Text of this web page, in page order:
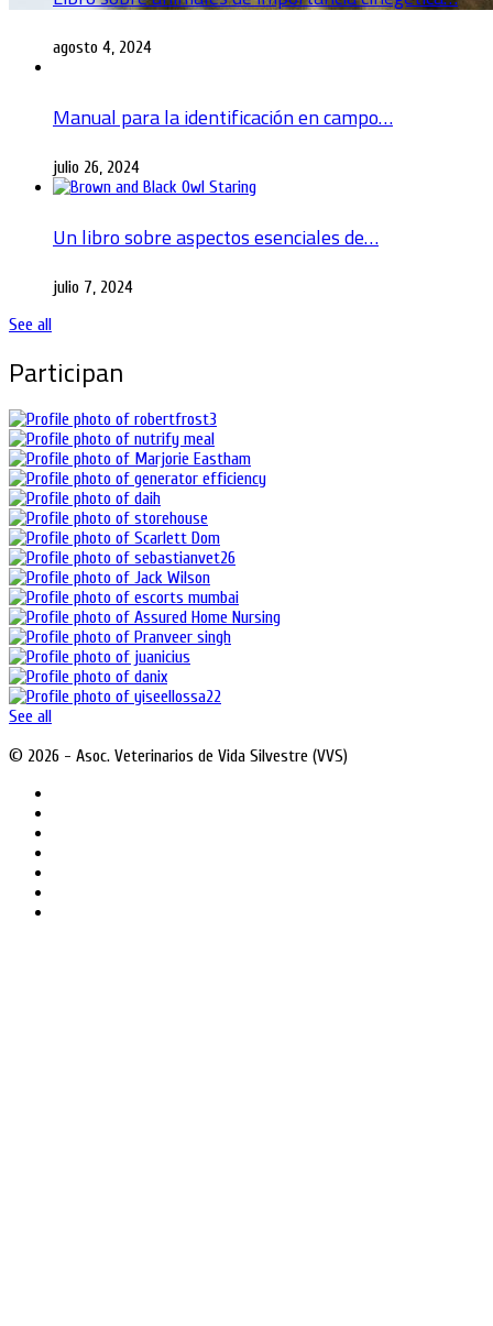
agosto 4, 2024
Manual para la identificación en campo…
julio 26, 2024
Un libro sobre aspectos esenciales de…
julio 7, 2024
See all
Participan
See all
© 2026 - Asoc. Veterinarios de Vida Silvestre (VVS)